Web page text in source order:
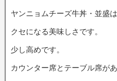
ヤンニョムチーズ牛丼・並盛
クセになる美味しさです。
少し高めです。
カウンター席とテーブル席があ